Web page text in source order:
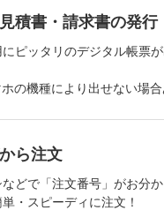
積書・請求書の発行
ピッタリのデジタル帳票
の機種により出せない場
ら注文
どで「注文番号」がお分
・スピーディに注文！